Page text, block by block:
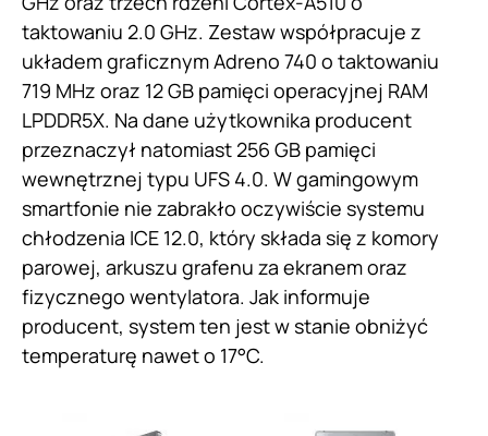
taktowaniu 2.0 GHz. Zestaw współpracuje z
układem graficznym Adreno 740 o taktowaniu
719 MHz oraz 12 GB pamięci operacyjnej RAM
LPDDR5X. Na dane użytkownika producent
przeznaczył natomiast 256 GB pamięci
wewnętrznej typu UFS 4.0. W gamingowym
smartfonie nie zabrakło oczywiście systemu
chłodzenia ICE 12.0, który składa się z komory
parowej, arkuszu grafenu za ekranem oraz
fizycznego wentylatora. Jak informuje
producent, system ten jest w stanie obniżyć
temperaturę nawet o 17°C.